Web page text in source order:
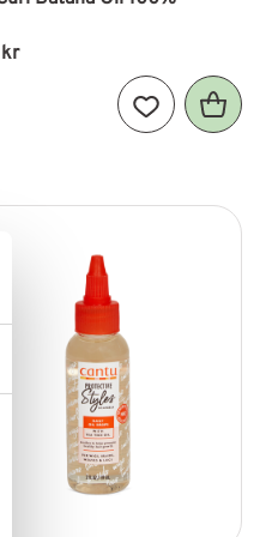
kr
Lägg till i